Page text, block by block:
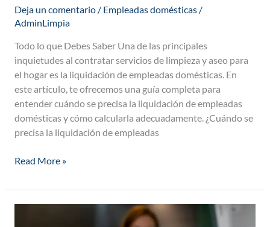
Deja un comentario / Empleadas domésticas/
AdminLimpia
Todo lo que Debes Saber Una de las principales
inquietudes al contratar servicios de limpieza y aseo para
el hogar es la liquidación de empleadas domésticas. En
este artículo, te ofrecemos una guía completa para
entender cuándo se precisa la liquidación de empleadas
domésticas y cómo calcularla adecuadamente. ¿Cuándo se
precisa la liquidación de empleadas
Read More »